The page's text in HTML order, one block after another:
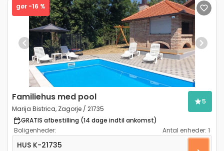
Previous Next
gør -16 %
Familiehus med pool
Marija Bistrica, Zagorje / 21735
5
GRATIS afbestilling (14 dage indtil ankomst)
Boligenheder:
Antal enheder: 1
Treværelses hus Marija Bistrica, Zagorje K-21735
HUS K-21735